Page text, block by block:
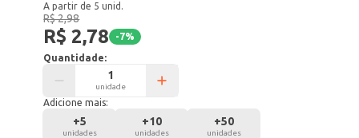
A partir de 5 unid.
R$ 2,98
R$ 2,78 -7%
Quantidade:
unidade
Adicione mais:
+5
unidades
+10
unidades
+50
unidades